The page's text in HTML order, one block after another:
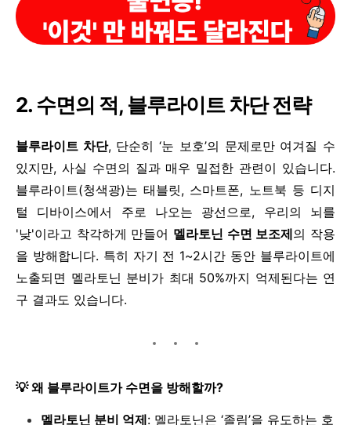
2.수면의 적, 블루라이트 차단 전략
블루라이트 차단, 단순히 ‘눈 보호’의 문제로만 여겨질 수
있지만, 사실 수면의 질과 매우 밀접한 관련이 있습니다.
블루라이트(청색광)는 태블릿, 스마트폰, 노트북 등 디지
털 디바이스에서 주로 나오는 광선으로, 우리의 뇌를
'낮'이라고 착각하게 만들어 멜라토닌 수면 보조제의 작용
을 방해합니다. 특히 자기 전 1~2시간 동안 블루라이트에
노출되면 멜라토닌 분비가 최대 50%까지 억제된다는 연
구 결과도 있습니다.
💡 왜 블루라이트가 수면을 방해할까?
멜라토닌 분비 억제: 멜라토닌은 ‘졸림’을 유도하는 호